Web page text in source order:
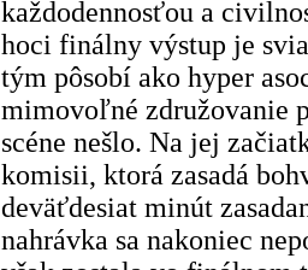
každodennosťou a
hoci finálny výstup je
tým pôsobí ako hyper
mimovoľné združovanie
scéne nešlo. Na jej
komisii, ktorá zasadá
deväťdesiat minút
nahrávka sa nakoniec